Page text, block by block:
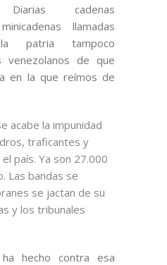
Diarias cadenas
llamadas
patria tampoco
venezolanos de que
en la que reímos de
acabe la impunidad
traficantes y
país. Ya son 27.000
Las bandas se
se jactan de su
y los tribunales
hecho contra esa